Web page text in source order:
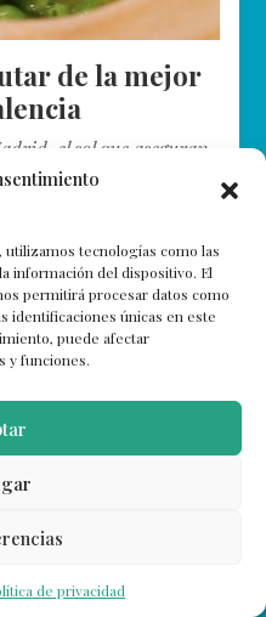
tecnologías como las
información del dispositivo. El
permitirá procesar datos como
identificaciones únicas en este
puede afectar
y funciones.
de privacidad
de la mejor
el sol que aseguran
año, y una excelente
fama…